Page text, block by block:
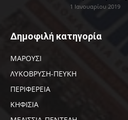
1 Ιανουαρίου 2019
Δημοφιλή κατηγορία
ΜΑΡΟΥΣΙ
ΛΥΚΟΒΡΥΣΗ-ΠΕΥΚΗ
ΠΕΡΙΦΕΡΕΙΑ
ΚΗΦΙΣΙΑ